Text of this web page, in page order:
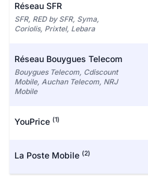
Réseau SFR
SFR, RED by SFR, Syma,
Coriolis, Prixtel, Lebara
Réseau Bouygues Telecom
Bouygues Telecom, Cdiscount
Mobile, Auchan Telecom, NRJ
Mobile
YouPrice (1)
La Poste Mobile (2)